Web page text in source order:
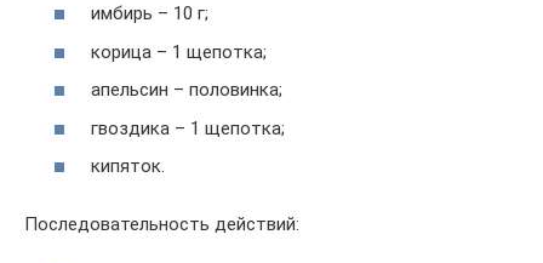
имбирь – 10 г;
корица – 1 щепотка;
апельсин – половинка;
гвоздика – 1 щепотка;
кипяток.
Последовательность действий: